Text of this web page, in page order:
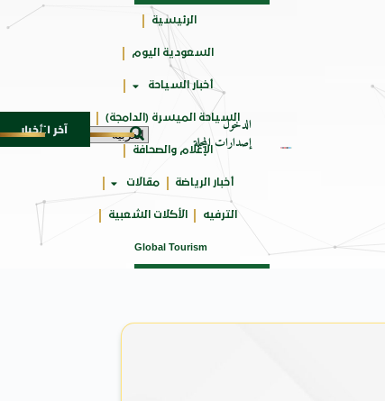
جائزتي
أوسكار
الدخول
إصدارات المجلة
الرئيسية
السعودية اليوم
أخبار السياحة
السياحة الميسرة (الدامجة)
الإعلام والصحافة
أخبار الرياضة مقالات
الترفيه الأكلات الشعبية
Global Tourism
آخر الأخبار
مهرجان صيف بريدة يستقطب أكثر من 4 آلاف زائر يوميا ويوفر 500 فرصة